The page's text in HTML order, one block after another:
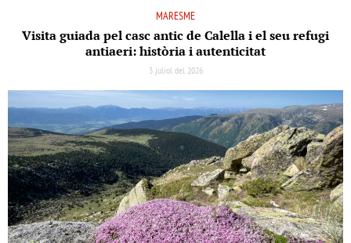
MARESME
Visita guiada pel casc antic de Calella i el seu refugi
antiaeri: història i autenticitat
3 juliol del 2026